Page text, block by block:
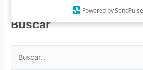
Powered by SendPulse
Buscar